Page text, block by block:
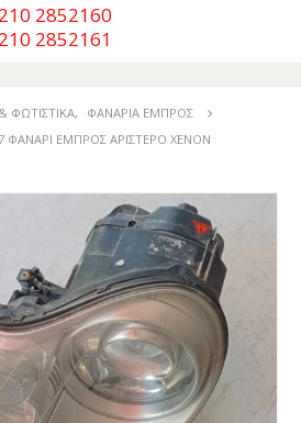
210 2852160
210 2852161
ΦΩΤΙΣΤΙΚΆ,
ΦΑΝΆΡΙΑ ΕΜΠΡΌΣ
ΦΑΝΑΡΙ ΕΜΠΡΟΣ ΑΡΙΣΤΕΡΟ XENON